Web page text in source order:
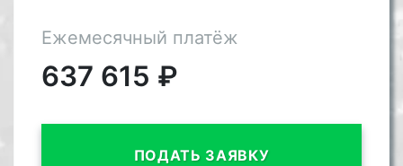
Ежемесячный платёж
637 615 ₽
ПОДАТЬ ЗАЯВКУ